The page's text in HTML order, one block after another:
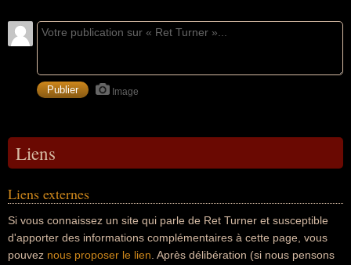
Image
Liens
Liens externes
Si vous connaissez un site qui parle de Ret Turner et susceptible
d'apporter des informations complémentaires à cette page, vous
pouvez nous proposer le lien . Après délibération (si nous pensons